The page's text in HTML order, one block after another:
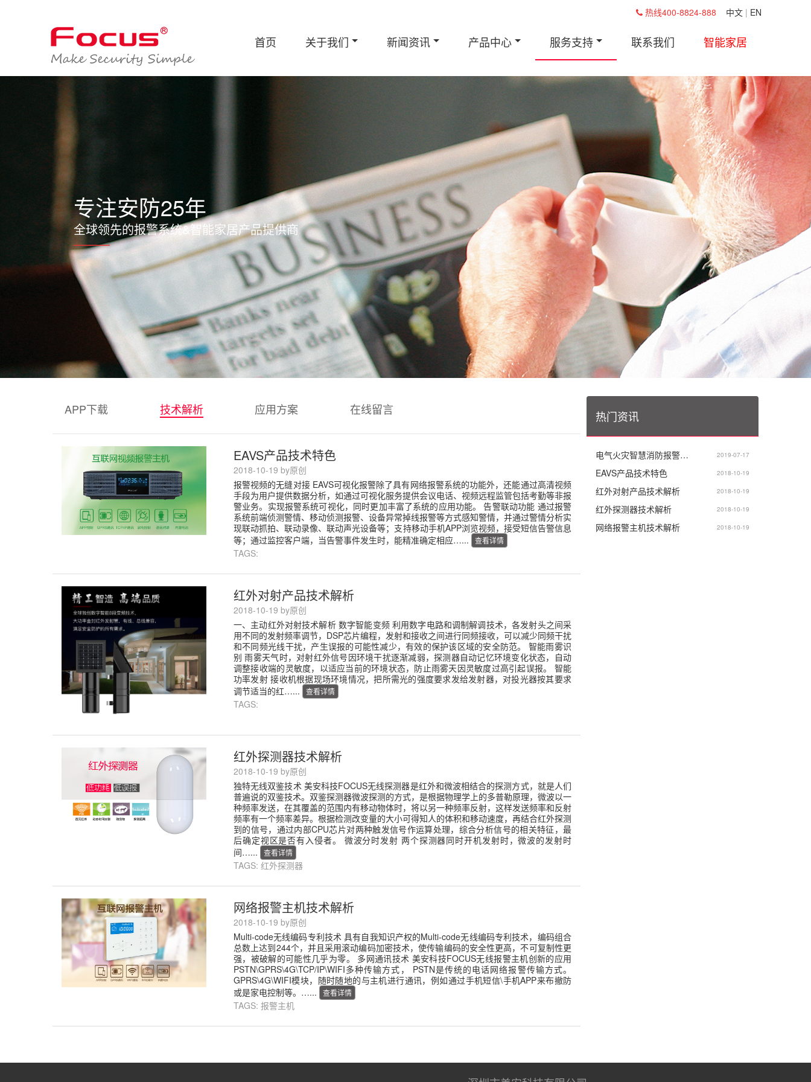
中文 | EN
热线400-8824-888
首页 关于我们 新闻资讯 产品中心 服务支持 联系我们 智能家居
专注安防25年
全球领先的报警系统&智能家居产品提供商
———
APP下载 技术解析 应用方案 在线留言
EAVS产品技术特色
2018-10-19 by原创
报警视频的无缝对接 EAVS可视化报警除了具有网络报警系统的功能外，还能通过高清视频
手段为用户提供数据分析，如通过可视化服务提供会议电话、视频远程监管包括考勤等非报
警业务。实现报警系统可视化，同时更加丰富了系统的应用功能。 告警联动功能 通过报警
系统前端侦测警情、移动侦测报警、设备异常掉线报警等方式感知警情，并通过警情分析实
现联动抓拍、联动录像、联动声光设备等；支持移动手机APP浏览视频，接受短信告警信息
等；通过监控客户端，当告警事件发生时，能精准确定相应…...
查看详情
TAGS:
红外对射产品技术解析
2018-10-19 by原创
一、主动红外对射技术解析 数字智能变频 利用数字电路和调制解调技术，各发射头之间采
用不同的发射频率调节，DSP芯片编程，发射和接收之间进行同频接收，可以减少同频干扰
和不同频光线干扰，产生误报的可能性减少，有效的保护该区域的安全防范。 智能雨雾识
别 雨雾天气时，对射红外信号因环境干扰逐渐减弱，探测器自动记忆环境变化状态，自动
调整接收端的灵敏度，以适应当前的环境状态，防止雨雾天因灵敏度过高引起误报。 智能
功率发射 接收机根据现场环境情况，把所需光的强度要求发给发射器，对投光器按其要求
调节适当的红…...
查看详情
TAGS:
红外探测器技术解析
2018-10-19 by原创
独特无线双鉴技术 美安科技FOCUS无线探测器是红外和微波相结合的探测方式，就是人们
普遍说的双鉴技术。双鉴探测器微波探测的方式，是根据物理学上的多普勒原理，微波以一
种频率发送，在其覆盖的范围内有移动物体时，将以另一种频率反射，这样发送频率和反射
频率有一个频率差异。根据检测改变量的大小可得知人的体积和移动速度，再结合红外探测
到的信号，通过内部CPU芯片对两种触发信号作运算处理，综合分析信号的相关特征，最
后确定视区是否有入侵者。 微波分时发射 两个探测器同时开机发射时，微波的发射时
间…...
查看详情
TAGS: 红外探测器
网络报警主机技术解析
2018-10-19 by原创
Multi-code无线编码专利技术 具有自我知识产权的Multi-code无线编码专利技术，编码组合
总数上达到244个，并且采用滚动编码加密技术，使传输编码的安全性更高，不可复制性更
强，被破解的可能性几乎为零。 多网通讯技术 美安科技FOCUS无线报警主机创新的应用
PSTN\GPRS\4G\TCP/IP\WIFI多种传输方式， PSTN是传统的电话网络报警传输方式。
GPRS\4G\WIFI模块，随时随地的与主机进行通讯，例如通过手机短信\手机APP来布撤防
或是家电控制等。…...
查看详情
TAGS: 报警主机
热门资讯
电气火灾智慧消防报警… 2019-07-17
EAVS产品技术特色 2018-10-19
红外对射产品技术解析 2018-10-19
红外探测器技术解析 2018-10-19
网络报警主机技术解析 2018-10-19